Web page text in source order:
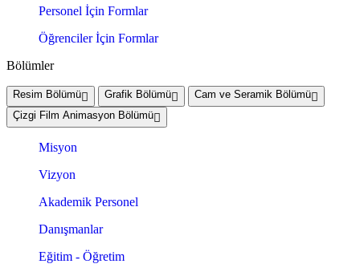
Personel İçin Formlar
Öğrenciler İçin Formlar
Bölümler
Resim Bölümü Grafik Bölümü
Cam ve Seramik Bölümü
Çizgi Film Animasyon Bölümü
Misyon
Vizyon
Akademik Personel
Danışmanlar
Eğitim - Öğretim